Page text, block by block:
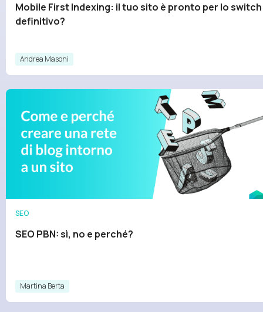
Mobile First Indexing: il tuo sito è pronto per lo switch
definitivo?
Andrea Masoni
SEO
SEO PBN: sì, no e perché?
Martina Berta